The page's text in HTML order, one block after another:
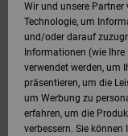
KINDER
SKATE
Wir und unsere Partner
Technologie, um
und/oder darauf
Informationen (wie Ihre
verwendet werden, um
präsentieren, um die
um Werbung zu
erfahren, um die
verbessern. Sie können